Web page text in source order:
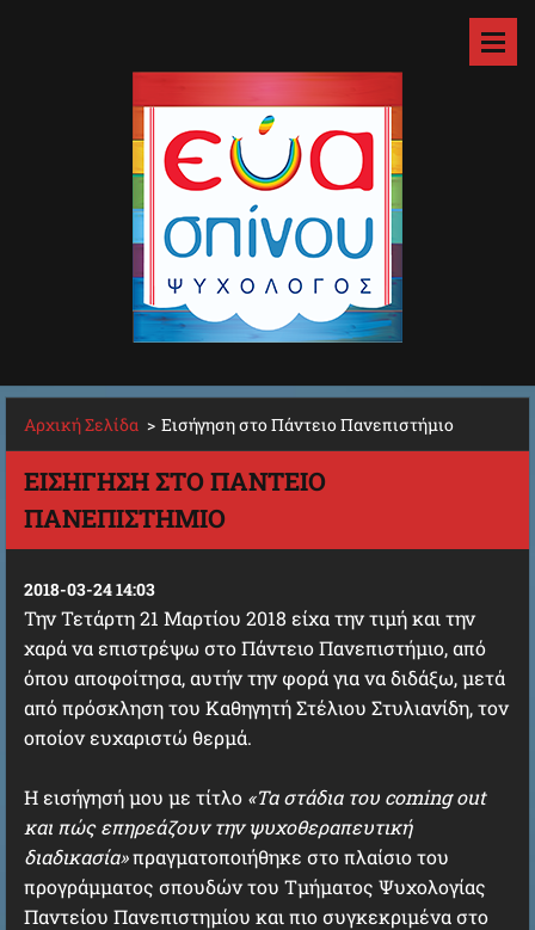
Αρχική Σελίδα > Εισήγηση στο Πάντειο Πανεπιστήμιο
ΕΙΣΉΓΗΣΗ ΣΤΟ ΠΆΝΤΕΙΟ
ΠΑΝΕΠΙΣΤΉΜΙΟ
2018-03-24 14:03
Την Τετάρτη 21 Μαρτίου 2018 είχα την τιμή και την
χαρά να επιστρέψω στο Πάντειο Πανεπιστήμιο, από
όπου αποφοίτησα, αυτήν την φορά για να διδάξω, μετά
από πρόσκληση του Καθηγητή Στέλιου Στυλιανίδη, τον
οποίον ευχαριστώ θερμά.
Η εισήγησή μου με τίτλο «Τα στάδια του coming out
και πώς επηρεάζουν την ψυχοθεραπευτική
διαδικασία»πραγματοποιήθηκε στο πλαίσιο του
προγράμματος σπουδών του Τμήματος Ψυχολογίας
Παντείου Πανεπιστημίου και πιο συγκεκριμένα στο